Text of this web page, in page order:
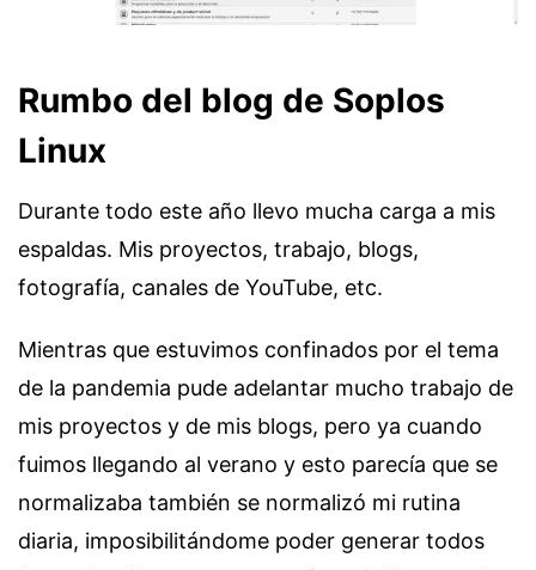
Rumbo del blog de Soplos
Linux
Durante todo este año llevo mucha carga a mis
espaldas. Mis proyectos, trabajo, blogs,
fotografía, canales de YouTube, etc.
Mientras que estuvimos confinados por el tema
de la pandemia pude adelantar mucho trabajo de
mis proyectos y de mis blogs, pero ya cuando
fuimos llegando al verano y esto parecía que se
normalizaba también se normalizó mi rutina
diaria, imposibilitándome poder generar todos